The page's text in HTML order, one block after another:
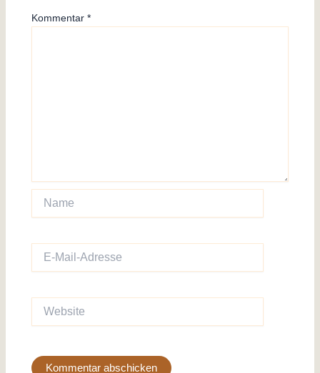
Kommentar*
Name
Mail-